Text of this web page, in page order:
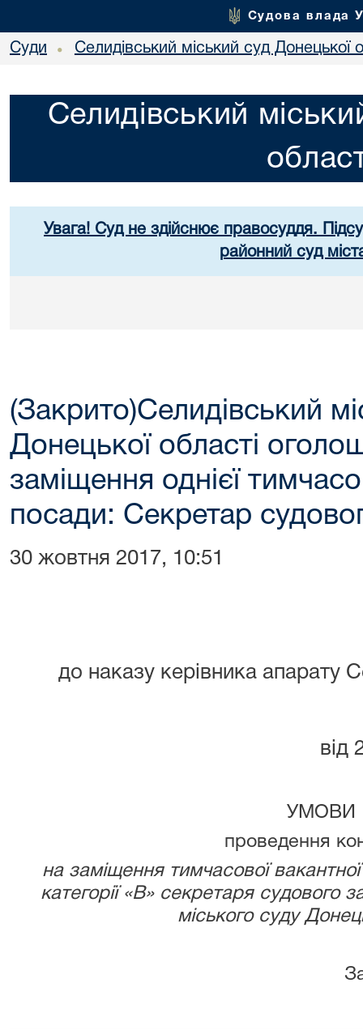
Судова влада
Суди • Селидівський міський суд Донецької
Селидівський
Увага! Суд не здійснює правосуддя.
районний суд
(Закрито)Селидівський
Донецької області
заміщення однієї
посади: Секретар
30 жовтня 2017, 10:51
до наказу керівника апарату
від
УМОВИ
проведення
на заміщення тимчасової
категорії «В» секретаря судового
міського суду
Загальні